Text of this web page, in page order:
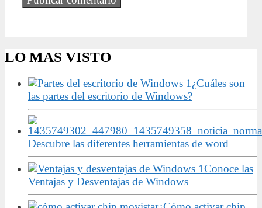
LO MAS VISTO
¿Cuáles son
las partes del escritorio de Windows?
Descubre las diferentes herramientas de word
Conoce las
Ventajas y Desventajas de Windows